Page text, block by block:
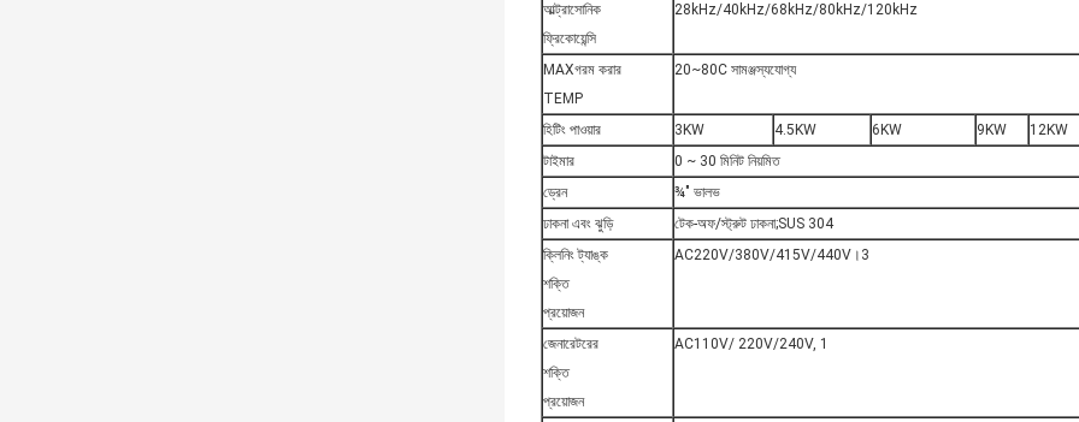
আল্ট্রাসোনিক
ফ্রিকোয়েন্সি
28kHz/40kHz/68kHz/80kHz/120kHz
MAXগরম করার
TEMP
20~80C সামঞ্জস্যযোগ্য
হিটিং পাওয়ার 3KW 4.5KW 6KW 9KW
12KW
টাইমার
0 ~ 30 মিনিট নিয়মিত
ড্রেন
¾" ভালভ
ঢাকনা এবং ঝুড়ি
টেক-অফ/স্ট্রুট ঢাকনা;SUS 304
ক্লিনিং ট্যাঙ্ক
শক্তি
প্রয়োজন
AC220V/380V/415V/440V।3
জেনারেটরের
শক্তি
প্রয়োজন
AC110V/ 220V/240V, 1